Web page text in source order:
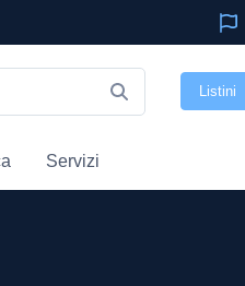
Listini
Servizi